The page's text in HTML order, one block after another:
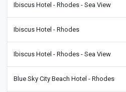
Ibiscus Hotel - Rhodes - Sea View
Ibiscus Hotel - Rhodes
Ibiscus Hotel - Rhodes - Sea View
Blue Sky City Beach Hotel - Rhodes